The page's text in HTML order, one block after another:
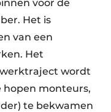
voor de
Het is
van een
Het
wordt
hopen monteurs,
te bekwamen